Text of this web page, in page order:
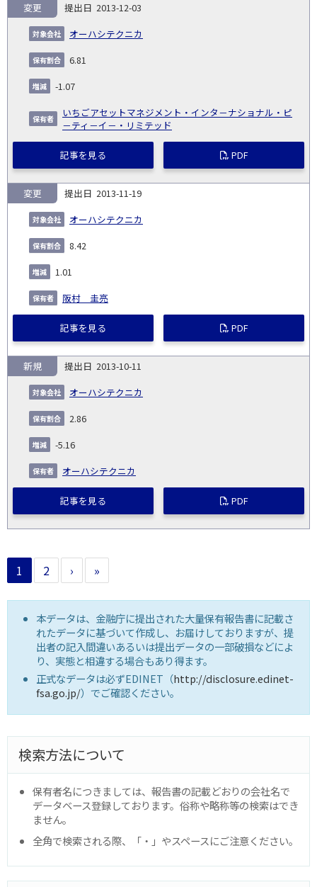
2013-12-03
オーハシテクニカ
変更
6.81
-1.07
いちごアセットマネジメント・インタ－ナショナル・ピ
－ティ－イ－・リミテッド
記事を見る PDF
2013-11-19
オーハシテクニカ
変更
8.42
1.01
阪村 圭亮
記事を見る PDF
2013-10-11
オーハシテクニカ
新規
2.86
-5.16
オーハシテクニカ
記事を見る PDF
1 2 › »
本データは、金融庁に提出された大量保有報告書に記載さ
れたデータに基づいて作成し、お届けしておりますが、提
出者の記入間違いあるいは提出データの一部破損などによ
り、実態と相違する場合もあり得ます。
正式なデータは必ずEDINET（http://disclosure.edinet-
fsa.go.jp/）でご確認ください。
検索方法について
保有者名につきましては、報告書の記載どおりの会社名で
データベース登録しております。俗称や略称等の検索はでき
ません。
全角で検索される際、「・」やスペースにご注意ください。